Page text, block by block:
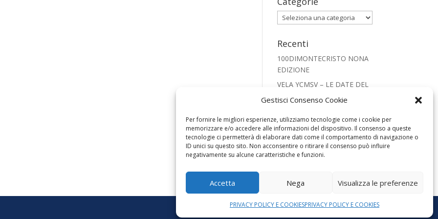
Gestisci Consenso Cookie
Per fornire le migliori esperienze, utilizziamo tecnologie come i cookie per
memorizzare e/o accedere alle informazioni del dispositivo. Il consenso a queste
tecnologie ci permetterà di elaborare dati come il comportamento di navigazione o
ID unici su questo sito. Non acconsentire o ritirare il consenso può influire
negativamente su alcune caratteristiche e funzioni.
Accetta Nega Visualizza le preferenze
PRIVACY POLICY E COOKIESPRIVACY POLICY E COOKIES
Categorie
Recenti
100DIMONTECRISTO NONA
EDIZIONE
VELA YCMSV – LE DATE DEL
2026
MONDO PRESEPE 2025
REGATA SNIPE 2025
FOOTBALL LEGENDS SAN